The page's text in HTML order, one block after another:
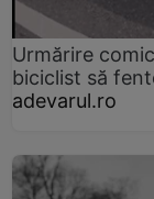
Urmărire
biciclist să
adevarul.ro